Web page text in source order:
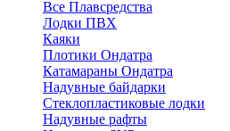
Все Плавсредства
Лодки ПВХ
Каяки
Плотики Ондатра
Катамараны Ондатра
Надувные байдарки
Стеклопластиковые лодки
Надувные рафты